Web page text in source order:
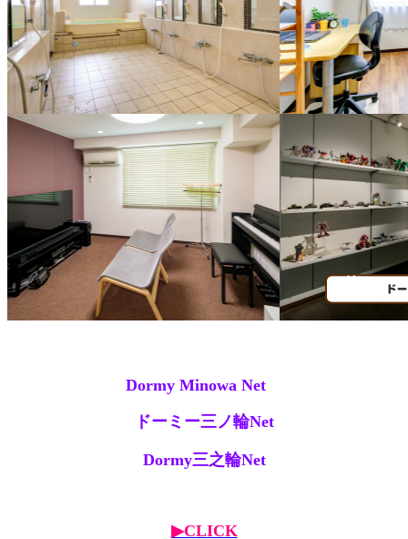
Dormy Minowa Net
ドーミー三ノ輪Net
Dormy三之輪Net
▶CLICK